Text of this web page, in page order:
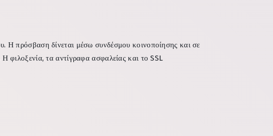
πρόσβαση δίνεται μέσω συνδέσμου κοινοποίησης και σε
φιλοξενία, τα αντίγραφα ασφαλείας και το SSL